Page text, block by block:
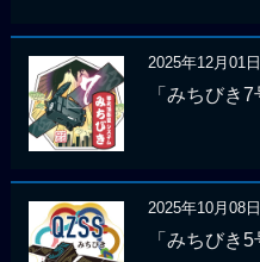
2025年12月01日
「みちびき
2025年10月08日
「みちびき